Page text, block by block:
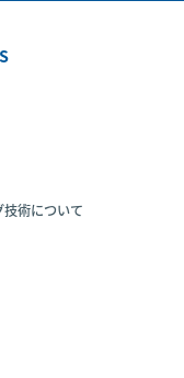
術について